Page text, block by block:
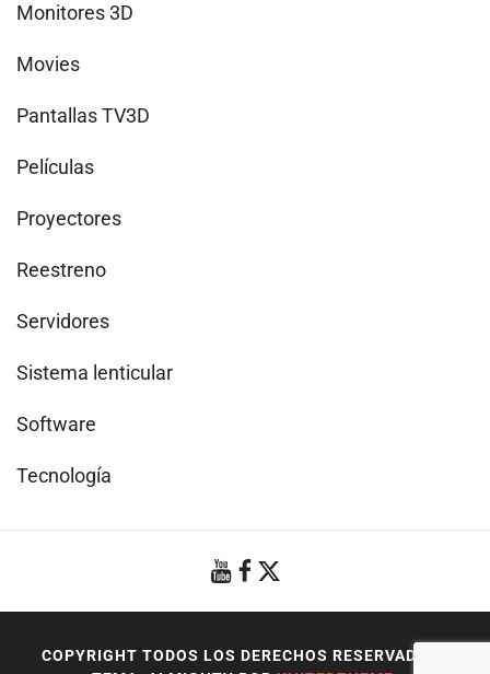
Monitores 3D
Movies
Pantallas TV3D
Películas
Proyectores
Reestreno
Servidores
Sistema lenticular
Software
Tecnología
COPYRIGHT TODOS LOS DERECHOS RESERVADOS